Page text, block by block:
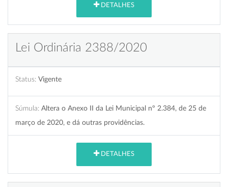
DETALHES
Lei Ordinária 2388/2020
Status: Vigente
Súmula: Altera o Anexo II da Lei Municipal nº 2.384, de 25 de
março de 2020, e dá outras providências.
DETALHES